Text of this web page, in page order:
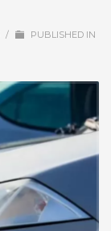
/
PUBLISHED IN